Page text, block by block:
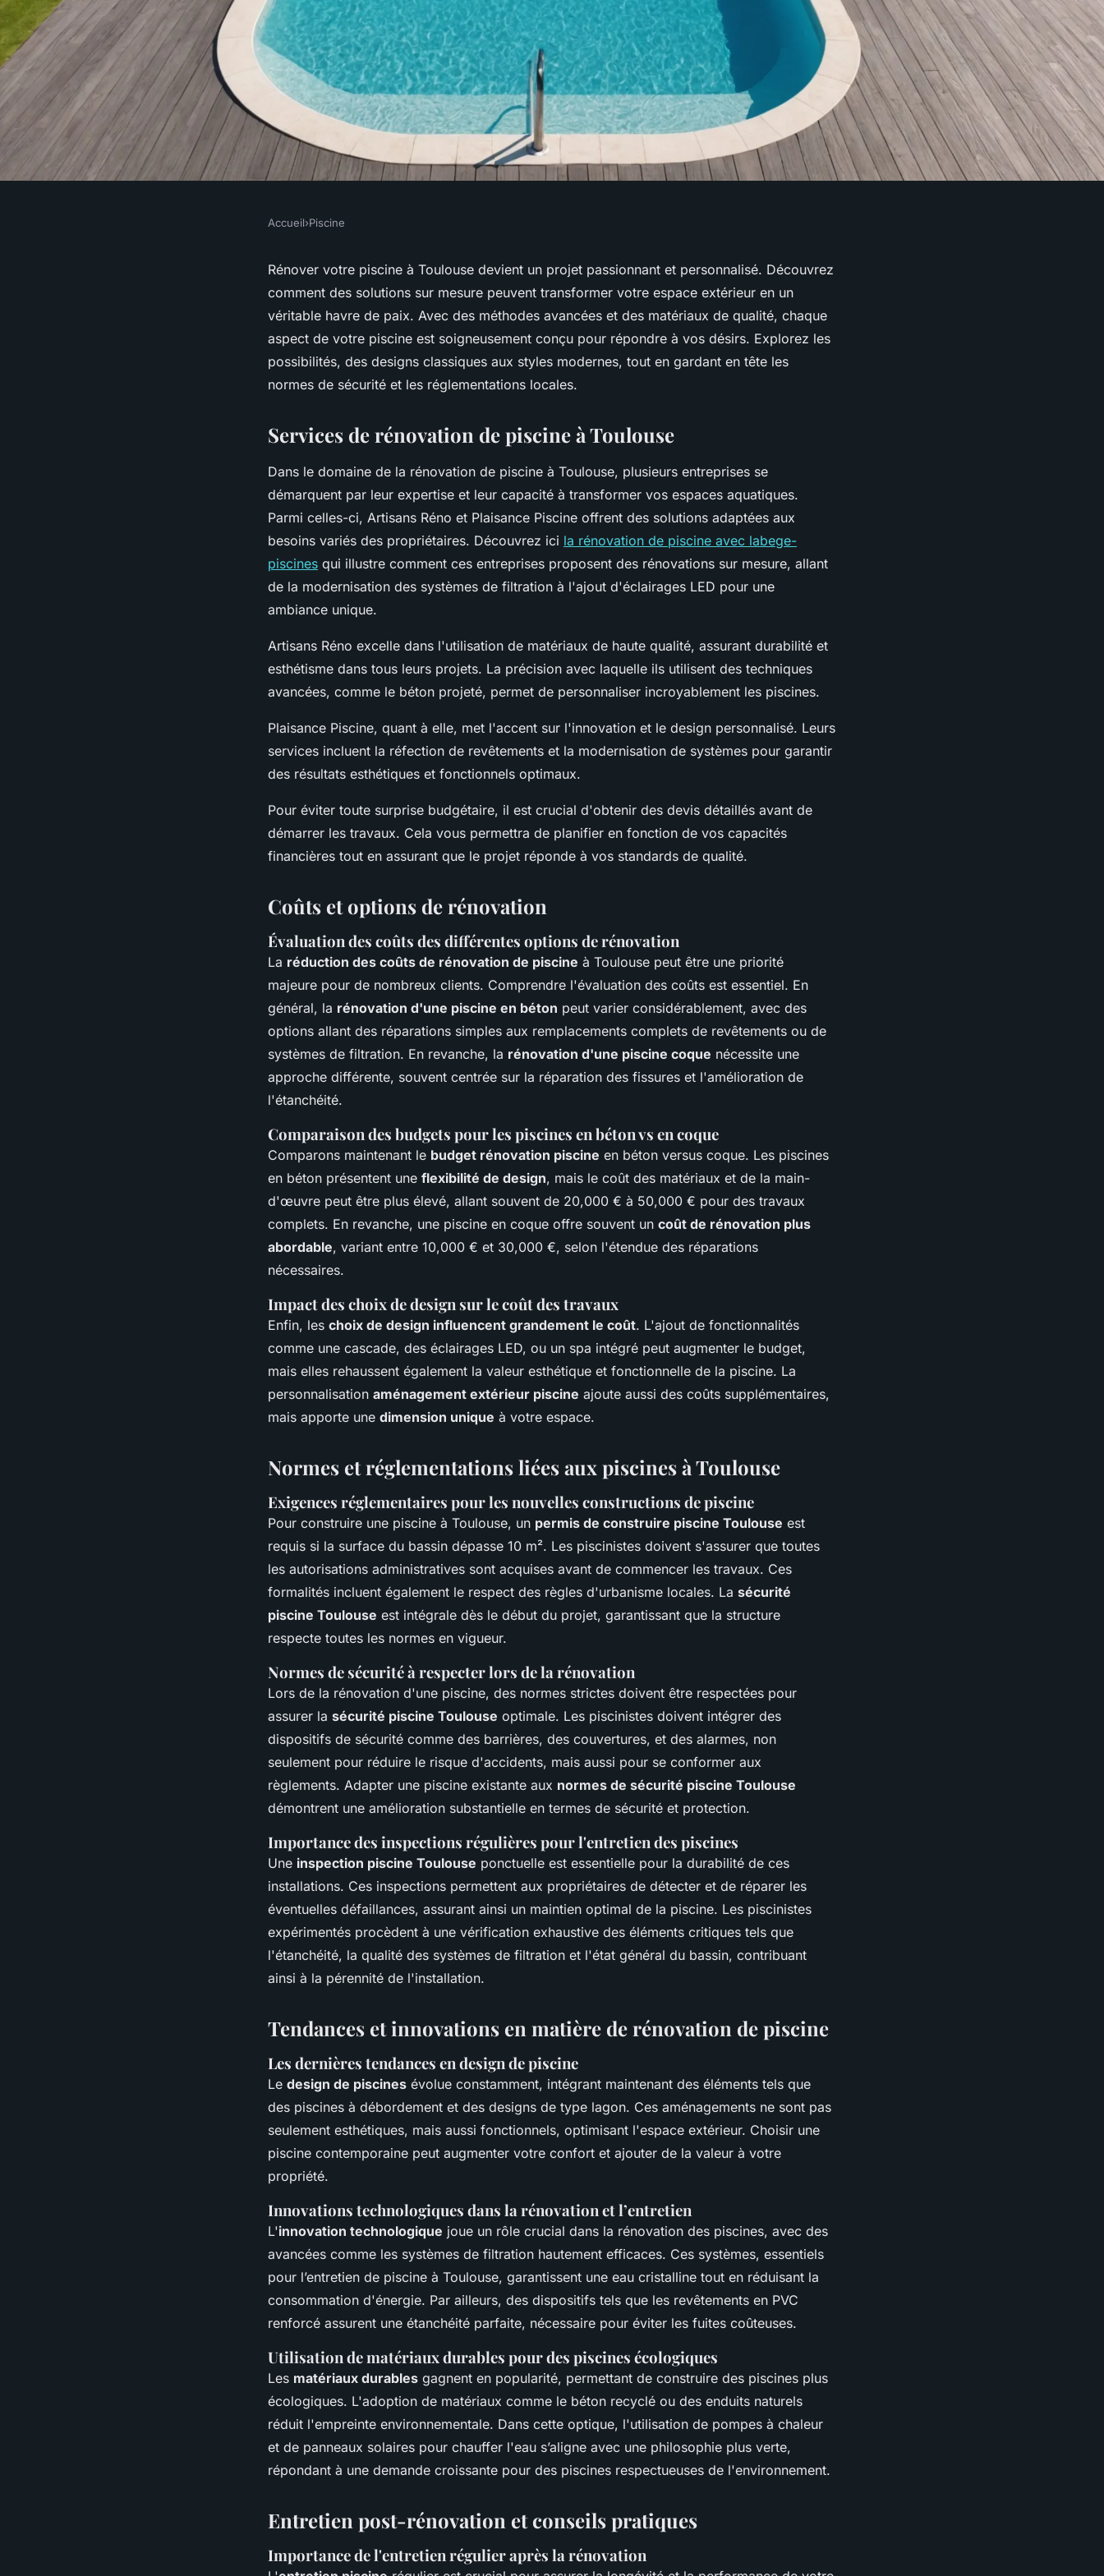
Rénovation piscine à toulouse : des
solutions sur mesure pour vous
Accueil›Piscine
Rénover votre piscine à Toulouse devient un projet passionnant et personnalisé. Découvrez
comment des solutions sur mesure peuvent transformer votre espace extérieur en un
véritable havre de paix. Avec des méthodes avancées et des matériaux de qualité, chaque
aspect de votre piscine est soigneusement conçu pour répondre à vos désirs. Explorez les
possibilités, des designs classiques aux styles modernes, tout en gardant en tête les
normes de sécurité et les réglementations locales.
Services de rénovation de piscine à Toulouse
Dans le domaine de la rénovation de piscine à Toulouse, plusieurs entreprises se
démarquent par leur expertise et leur capacité à transformer vos espaces aquatiques.
Parmi celles-ci, Artisans Réno et Plaisance Piscine offrent des solutions adaptées aux
besoins variés des propriétaires. Découvrez ici la rénovation de piscine avec labege-
piscines qui illustre comment ces entreprises proposent des rénovations sur mesure, allant
de la modernisation des systèmes de filtration à l'ajout d'éclairages LED pour une
ambiance unique.
Artisans Réno excelle dans l'utilisation de matériaux de haute qualité, assurant durabilité et
esthétisme dans tous leurs projets. La précision avec laquelle ils utilisent des techniques
avancées, comme le béton projeté, permet de personnaliser incroyablement les piscines.
Plaisance Piscine, quant à elle, met l'accent sur l'innovation et le design personnalisé. Leurs
services incluent la réfection de revêtements et la modernisation de systèmes pour garantir
des résultats esthétiques et fonctionnels optimaux.
Pour éviter toute surprise budgétaire, il est crucial d'obtenir des devis détaillés avant de
démarrer les travaux. Cela vous permettra de planifier en fonction de vos capacités
financières tout en assurant que le projet réponde à vos standards de qualité.
Coûts et options de rénovation
Évaluation des coûts des différentes options de rénovation
La réduction des coûts de rénovation de piscine à Toulouse peut être une priorité
majeure pour de nombreux clients. Comprendre l'évaluation des coûts est essentiel. En
général, la rénovation d'une piscine en béton peut varier considérablement, avec des
options allant des réparations simples aux remplacements complets de revêtements ou de
systèmes de filtration. En revanche, la rénovation d'une piscine coque nécessite une
approche différente, souvent centrée sur la réparation des fissures et l'amélioration de
l'étanchéité.
Comparaison des budgets pour les piscines en béton vs en coque
Comparons maintenant le budget rénovation piscine en béton versus coque. Les piscines
en béton présentent une flexibilité de design, mais le coût des matériaux et de la main-
d'œuvre peut être plus élevé, allant souvent de 20,000 € à 50,000 € pour des travaux
complets. En revanche, une piscine en coque offre souvent un coût de rénovation plus
abordable, variant entre 10,000 € et 30,000 €, selon l'étendue des réparations
nécessaires.
Impact des choix de design sur le coût des travaux
Enfin, les choix de design influencent grandement le coût. L'ajout de fonctionnalités
comme une cascade, des éclairages LED, ou un spa intégré peut augmenter le budget,
mais elles rehaussent également la valeur esthétique et fonctionnelle de la piscine. La
personnalisation aménagement extérieur piscine ajoute aussi des coûts supplémentaires,
mais apporte une dimension unique à votre espace.
Normes et réglementations liées aux piscines à Toulouse
Exigences réglementaires pour les nouvelles constructions de piscine
Pour construire une piscine à Toulouse, un permis de construire piscine Toulouse est
requis si la surface du bassin dépasse 10 m². Les piscinistes doivent s'assurer que toutes
les autorisations administratives sont acquises avant de commencer les travaux. Ces
formalités incluent également le respect des règles d'urbanisme locales. La sécurité
piscine Toulouse est intégrale dès le début du projet, garantissant que la structure
respecte toutes les normes en vigueur.
Normes de sécurité à respecter lors de la rénovation
Lors de la rénovation d'une piscine, des normes strictes doivent être respectées pour
assurer la sécurité piscine Toulouse optimale. Les piscinistes doivent intégrer des
dispositifs de sécurité comme des barrières, des couvertures, et des alarmes, non
seulement pour réduire le risque d'accidents, mais aussi pour se conformer aux
règlements. Adapter une piscine existante aux normes de sécurité piscine Toulouse
démontrent une amélioration substantielle en termes de sécurité et protection.
Importance des inspections régulières pour l'entretien des piscines
Une inspection piscine Toulouse ponctuelle est essentielle pour la durabilité de ces
installations. Ces inspections permettent aux propriétaires de détecter et de réparer les
éventuelles défaillances, assurant ainsi un maintien optimal de la piscine. Les piscinistes
expérimentés procèdent à une vérification exhaustive des éléments critiques tels que
l'étanchéité, la qualité des systèmes de filtration et l'état général du bassin, contribuant
ainsi à la pérennité de l'installation.
Tendances et innovations en matière de rénovation de piscine
Les dernières tendances en design de piscine
Le design de piscines évolue constamment, intégrant maintenant des éléments tels que
des piscines à débordement et des designs de type lagon. Ces aménagements ne sont pas
seulement esthétiques, mais aussi fonctionnels, optimisant l'espace extérieur. Choisir une
piscine contemporaine peut augmenter votre confort et ajouter de la valeur à votre
propriété.
Innovations technologiques dans la rénovation et l’entretien
L'innovation technologique joue un rôle crucial dans la rénovation des piscines, avec des
avancées comme les systèmes de filtration hautement efficaces. Ces systèmes, essentiels
pour l’entretien de piscine à Toulouse, garantissent une eau cristalline tout en réduisant la
consommation d'énergie. Par ailleurs, des dispositifs tels que les revêtements en PVC
renforcé assurent une étanchéité parfaite, nécessaire pour éviter les fuites coûteuses.
Utilisation de matériaux durables pour des piscines écologiques
Les matériaux durables gagnent en popularité, permettant de construire des piscines plus
écologiques. L'adoption de matériaux comme le béton recyclé ou des enduits naturels
réduit l'empreinte environnementale. Dans cette optique, l'utilisation de pompes à chaleur
et de panneaux solaires pour chauffer l'eau s’aligne avec une philosophie plus verte,
répondant à une demande croissante pour des piscines respectueuses de l'environnement.
Entretien post-rénovation et conseils pratiques
Importance de l'entretien régulier après la rénovation